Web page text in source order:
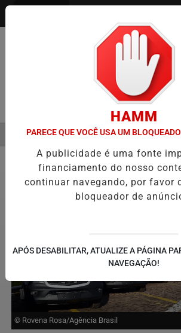
Pesquisar Notícia
É A VIRADA DO VAREJO ÓPTICO EM
EM ALTA
Saúde
© Rovena Rosa/Agência Brasil
HAMM
PARECE QUE VOCÊ USA UM
A publicidade é uma fonte
financiamento do nosso
continuar navegando, por favor
bloqueador de
APÓS DESABILITAR, ATUALIZE A PÁGINA
NAVEGAÇÃO!